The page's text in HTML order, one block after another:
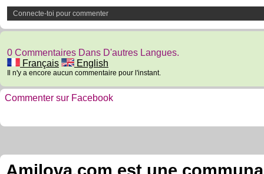
Connecte-toi pour commenter
0 Commentaires Dans D'autres Langues.
Français
English
Il n'y a encore aucun commentaire pour l'instant.
Commenter sur Facebook